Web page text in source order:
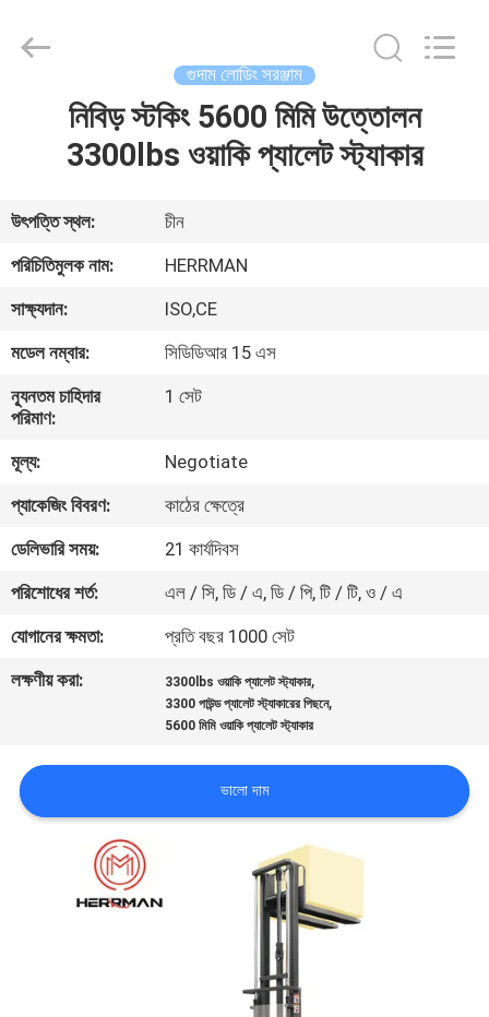
আমাদের
সম্পর্কে
কারখানা
ভ্রমণ
মান
নিয়ন্ত্রণ
যোগাযোগ
করুন
খবর
উদ্ধৃতির
জন্য
Rights
গুদাম লোডিং সরঞ্জাম
নিবিড় স্টকিং 5600 মিমি উত্তোলন
3300lbs ওয়াকি প্যালেট স্ট্যাকার
উৎপত্তি স্থল:
চীন
পরিচিতিমুলক নাম:
HERRMAN
সাক্ষ্যদান:
ISO,CE
মডেল নম্বার:
সিডিডিআর 15 এস
ন্যূনতম চাহিদার
পরিমাণ:
1 সেট
মূল্য:
Negotiate
প্যাকেজিং বিবরণ:
কাঠের ক্ষেত্রে
ডেলিভারি সময়:
21 কার্যদিবস
পরিশোধের শর্ত:
এল / সি, ডি / এ, ডি / পি, টি / টি, ও / এ
যোগানের ক্ষমতা:
প্রতি বছর 1000 সেট
লক্ষণীয় করা:
3300lbs ওয়াকি প্যালেট স্ট্যাকার,
3300 পাউন্ড প্যালেট স্ট্যাকারের পিছনে,
5600 মিমি ওয়াকি প্যালেট স্ট্যাকার
ভালো দাম